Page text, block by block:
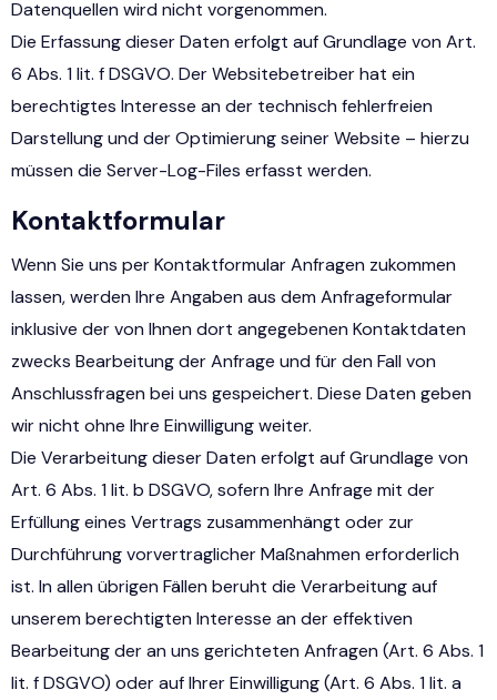
Datenquellen wird nicht vorgenommen.
Die Erfassung dieser Daten erfolgt auf Grundlage von Art.
6 Abs. 1 lit. f DSGVO. Der Websitebetreiber hat ein
berechtigtes Interesse an der technisch fehlerfreien
Darstellung und der Optimierung seiner Website – hierzu
müssen die Server-Log-Files erfasst werden.
Kontaktformular
Wenn Sie uns per Kontaktformular Anfragen zukommen
lassen, werden Ihre Angaben aus dem Anfrageformular
inklusive der von Ihnen dort angegebenen Kontaktdaten
zwecks Bearbeitung der Anfrage und für den Fall von
Anschlussfragen bei uns gespeichert. Diese Daten geben
wir nicht ohne Ihre Einwilligung weiter.
Die Verarbeitung dieser Daten erfolgt auf Grundlage von
Art. 6 Abs. 1 lit. b DSGVO, sofern Ihre Anfrage mit der
Erfüllung eines Vertrags zusammenhängt oder zur
Durchführung vorvertraglicher Maßnahmen erforderlich
ist. In allen übrigen Fällen beruht die Verarbeitung auf
unserem berechtigten Interesse an der effektiven
Bearbeitung der an uns gerichteten Anfragen (Art. 6 Abs. 1
lit. f DSGVO) oder auf Ihrer Einwilligung (Art. 6 Abs. 1 lit. a